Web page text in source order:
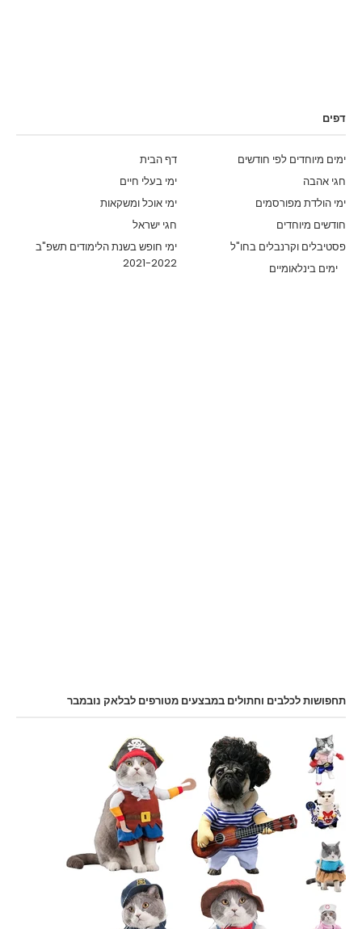
דפים
דף הבית
ימים מיוחדים לפי חודשים
ימי בעלי חיים
חגי אהבה
ימי אוכל ומשקאות
ימי הולדת מפורסמים
חגי ישראל
חודשים מיוחדים
ימי חופש בשנת הלימודים תשפ"ב
2021-2022
פסטיבלים וקרנבלים בחו"ל
ימים בינלאומיים
תחפושות לכלבים וחתולים במבצעים מטורפים לבלאק נובמבר